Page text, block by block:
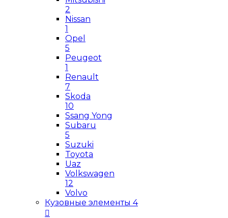
2
Nissan
1
Opel
5
Peugeot
1
Renault
7
Skoda
10
Ssang Yong
Subaru
5
Suzuki
Toyota
Uaz
Volkswagen
12
Volvo
Кузовные элементы 4